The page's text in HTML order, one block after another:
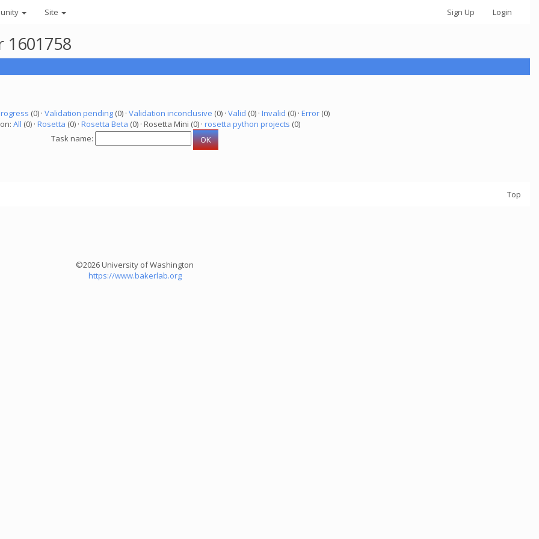
Site Sign Up Login
(0) · Validation pending(0) · Validation inconclusive (0) · Valid (0) · Invalid (0) · Error(0)
All (0) · Rosetta (0) · Rosetta Beta (0) · Rosetta Mini (0) · rosetta python projects (0)
Task name:
Top
©2026 University of Washington
https://www.bakerlab.org